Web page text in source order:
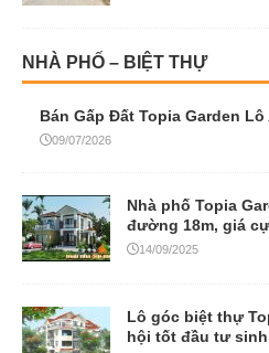
NHÀ PHỐ – BIỆT THỰ
Bán Gấp Đất Topia Garden
09/07/2026
Nhà phố Topia
đường 18m, giá
14/09/2025
Lô góc biệt thự
hội tốt đầu tư